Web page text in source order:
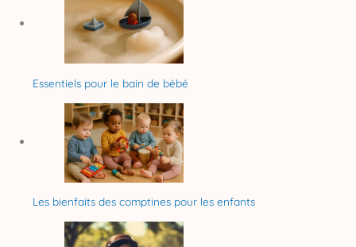
Essentiels pour le bain de bébé
Les bienfaits des comptines pour les enfants